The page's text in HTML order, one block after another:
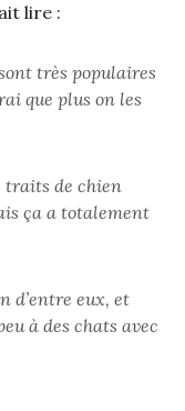
lire :
très populaires
que plus on les
traits de chien
ça a totalement
d’entre eux, et
à des chats avec